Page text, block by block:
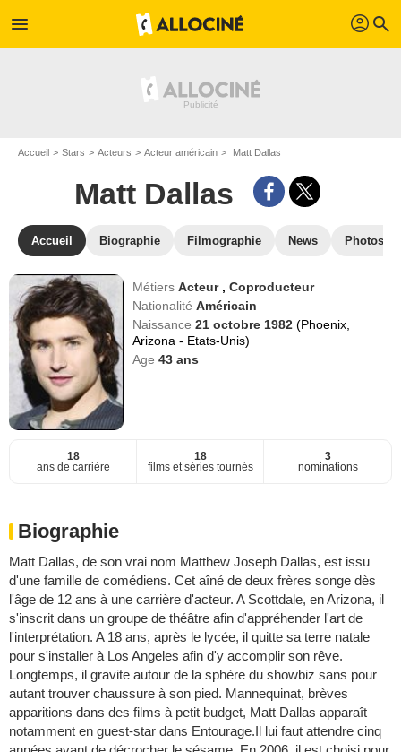
menu profil search
Accueil Stars Acteurs Acteur américain Matt Dallas
Matt Dallas
Accueil Biographie Filmographie News Photos
MétiersActeur ,Coproducteur
NationalitéAméricain
Naissance21 octobre 1982(Phoenix,
Arizona - Etats-Unis)
Age43 ans
18
ans de carrière
18
films et séries tournés
3
nominations
Biographie
Matt Dallas, de son vrai nom Matthew Joseph Dallas, est issu
d'une famille de comédiens. Cet aîné de deux frères songe dès
l'âge de 12 ans à une carrière d'acteur. A Scottdale, en Arizona, il
s'inscrit dans un groupe de théâtre afin d'appréhender l'art de
l'interprétation. A 18 ans, après le lycée, il quitte sa terre natale
pour s'installer à Los Angeles afin d'y accomplir son rêve.
Longtemps, il gravite autour de la sphère du showbiz sans pour
autant trouver chaussure à son pied. Mannequinat, brèves
apparitions dans des films à petit budget, Matt Dallas apparaît
notamment en guest-star dans Entourage.Il lui faut attendre cinq